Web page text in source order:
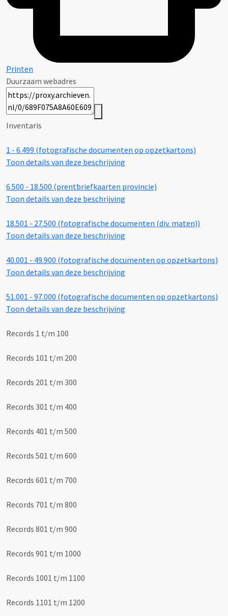
Printen
Duurzaam webadres
Inventaris
1 - 6.499 (fotografische documenten op opzetkartons)
Toon details van deze beschrijving
6.500 - 18.500 (prentbriefkaarten provincie)
Toon details van deze beschrijving
18.501 - 27.500 (fotografische documenten (div. maten))
Toon details van deze beschrijving
40.001 - 49.900 (fotografische documenten op opzetkartons)
Toon details van deze beschrijving
51.001 - 97.000 (fotografische documenten op opzetkartons)
Toon details van deze beschrijving
Records 1 t/m 100
Records 101 t/m 200
Records 201 t/m 300
Records 301 t/m 400
Records 401 t/m 500
Records 501 t/m 600
Records 601 t/m 700
Records 701 t/m 800
Records 801 t/m 900
Records 901 t/m 1000
Records 1001 t/m 1100
Records 1101 t/m 1200